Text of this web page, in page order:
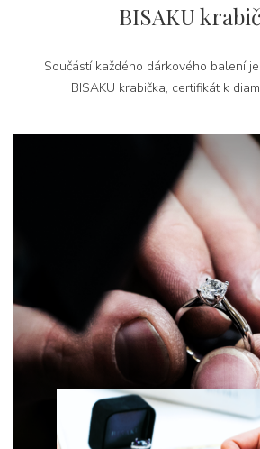
BISAKU
Součástí každého dárkového balení
BISAKU krabička, certifikát k